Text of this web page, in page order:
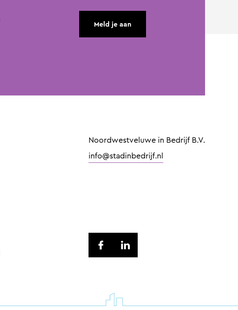
Meld je aan
Noordwestveluwe in Bedrijf B.V.
info@stadinbedrijf.nl